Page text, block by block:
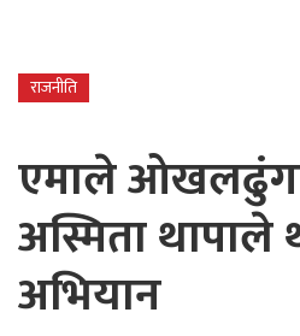
राजनीति
एमाले
अस्मिता थापाले
अभियान